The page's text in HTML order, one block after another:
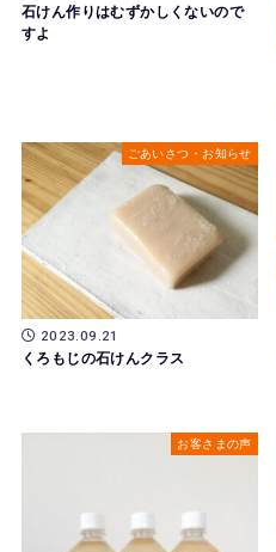
石けん作りはむずかしくないので
すよ
ごあいさつ・お知らせ
2023.09.21
くろもじの石けんクラス
お客さまの声